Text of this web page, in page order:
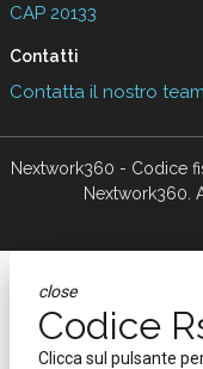
CAP 20133
Contatti
Contatta il nostro
Nextwork360 - Codice
Nextwork360.
close
Codice
Clicca sul pulsante